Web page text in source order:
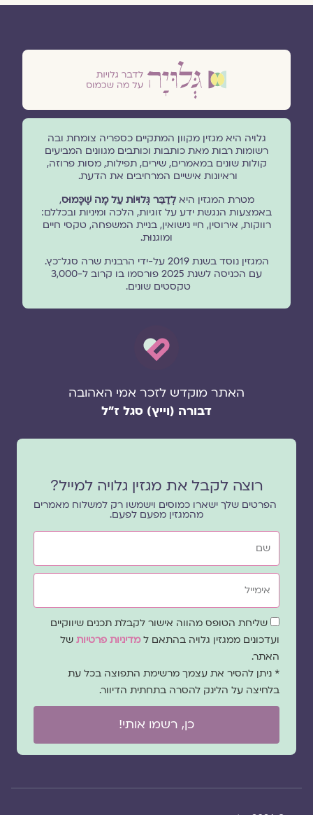
גלויה היא מגזין מקוון המתקיים כספריה צומחת ובה
רשומות רבות מאת כותבות וכותבים מגוונים המביעים
קולות שונים במאמרים, שירים, תפילות, מסות פרוזה,
וראיונות אישיים המרחיבים את הדעת.
מטרת המגזין היאלְדַבֵּר גְּלוּיוֹת עַל מָה שֶׁכָּמוּס,
באמצעות הנגשת ידע על זוגיות, הלכה ומיניות ובכללם:
רווקות, אירוסין, חיי נישואין, בניית המשפחה, טקסי חיים
ומוגנוּת.
המגזין נוסד בשנת 2019 על-ידי הרבנית שרה סגל־כץ.
עם הכניסה לשנת 2025 פורסמו בו קרוב ל-3,000
טקסטים שונים.
האתר מוקדש לזכר אמי האהובה
דבורה (וייץ) סגל ז"ל
רוצה לקבל את מגזין גלויה למייל?
הפרטים שלך ישארו כמוסים וישמשו רק למשלוח מאמרים
מהמגזין מפעם לפעם.
שם
אימייל
שדהשליחת הטופס מהווה אישור לקבלת תכנים שיווקיים
ועדכונים ממגזין גלויה בהתאם ל מדיניות פרטיותשל
האתר.
* ניתן להסיר את עצמך מרשימת התפוצה בכל עת
בלחיצה על הלינק להסרה בתחתית הדיוור.
כן, רשמו אותי!